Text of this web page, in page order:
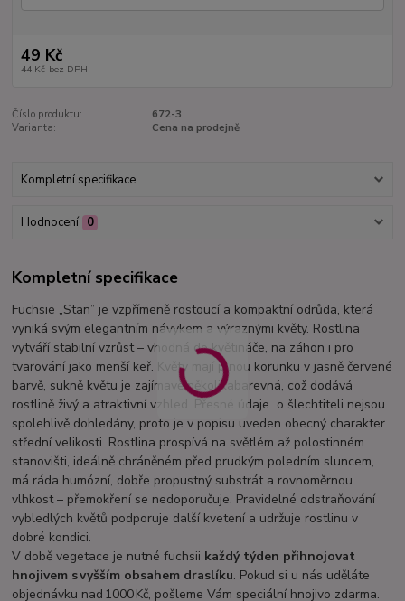
49 Kč
44 Kč bez DPH
Číslo produktu:
672-3
Varianta:
Cena na prodejně
Kompletní specifikace
Hodnocení 0
Kompletní specifikace
Fuchsie „Stan” je vzpřímeně rostoucí a kompaktní odrůda, která
vyniká svým elegantním návykem a výraznými květy. Rostlina
vytváří stabilní vzrůst – vhodná do květináče, na záhon i pro
tvarování jako menší keř. Květy mají plnou korunku v jasně červené
barvě, sukně květu je zajímavě několikabarevná, což dodává
rostlině živý a atraktivní vzhled. Přesné údaje o šlechtiteli nejsou
spolehlivě dohledány, proto je v popisu uveden obecný charakter
střední velikosti. Rostlina prospívá na světlém až polostinném
stanovišti, ideálně chráněném před prudkým poledním sluncem,
má ráda humózní, dobře propustný substrát a rovnoměrnou
vlhkost – přemokření se nedoporučuje. Pravidelné odstraňování
vybledlých květů podporuje další kvetení a udržuje rostlinu v
dobré kondici.
V době vegetace je nutné fuchsii každý týden přihnojovat
hnojivem s vyšším obsahem draslíku. Pokud si u nás uděláte
objednávku nad 1000 Kč, pošleme Vám speciální hnojivo zdarma.